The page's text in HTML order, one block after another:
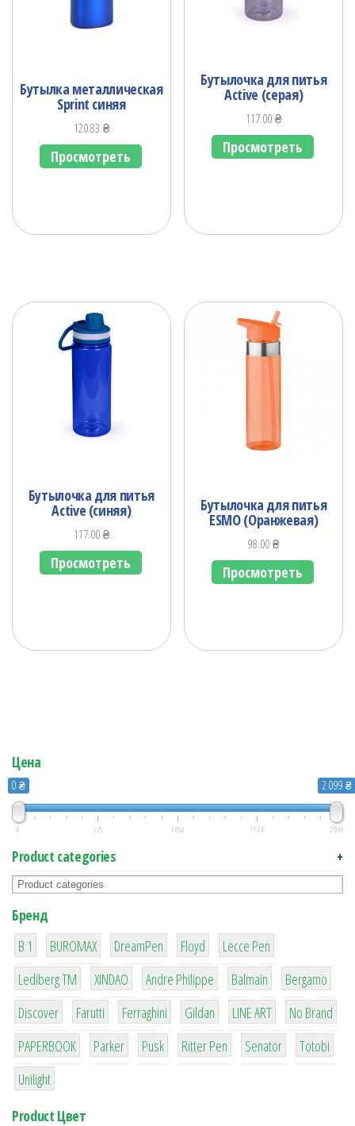
Бутылка металлическая
Sprint синяя
120.83 ₴
Просмотреть
Бутылочка для питья
Active (серая)
117.00₴
Просмотреть
Бутылочка для питья
Active (синяя)
117.00₴
Просмотреть
Бутылочка для питья
ESMO (Оранжевая)
98.00₴
Просмотреть
Цена
0 ₴ 2 099 ₴
0 525 1 050 1 574 2 099
Product categories +
Бренд
B 1
1
BUROMAX
1
DreamPen
2
Floyd
2
Lecce Pen
3
Lediberg ТМ
3
XINDAO
1
Andre Philippe
4
Balmain
26
Bergamo
64
Discover
299
Farutti
4
Ferraghini
42
Gildan
4
LINE ART
90
No Brand
8
PAPERBOOK
6
Parker
2
Pusk
22
Ritter Pen
15
Senator
43
Totobi
1
Unilight
Product Цвет